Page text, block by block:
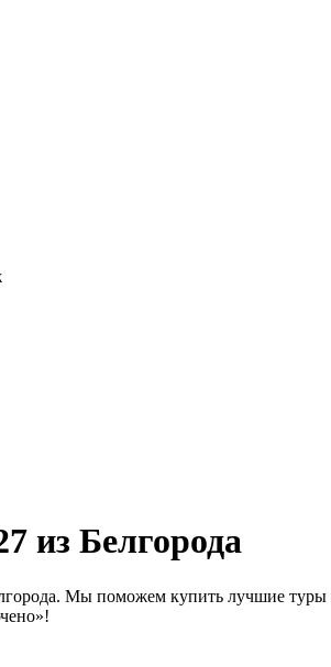
из Белгорода
Мы поможем купить лучшие